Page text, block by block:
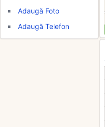
Adaugă Foto
Adaugă Telefon